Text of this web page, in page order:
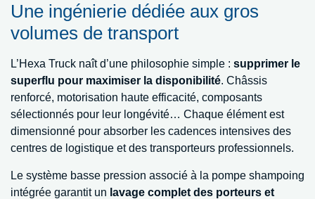
Une ingénierie dédiée aux gros
volumes de transport
L’Hexa Truck naît d’une philosophie simple : supprimer le
superflu pour maximiser la disponibilité. Châssis
renforcé, motorisation haute efficacité, composants
sélectionnés pour leur longévité… Chaque élément est
dimensionné pour absorber les cadences intensives des
centres de logistique et des transporteurs professionnels.
Le système basse pression associé à la pompe shampoing
intégrée garantit un lavage complet des porteurs et